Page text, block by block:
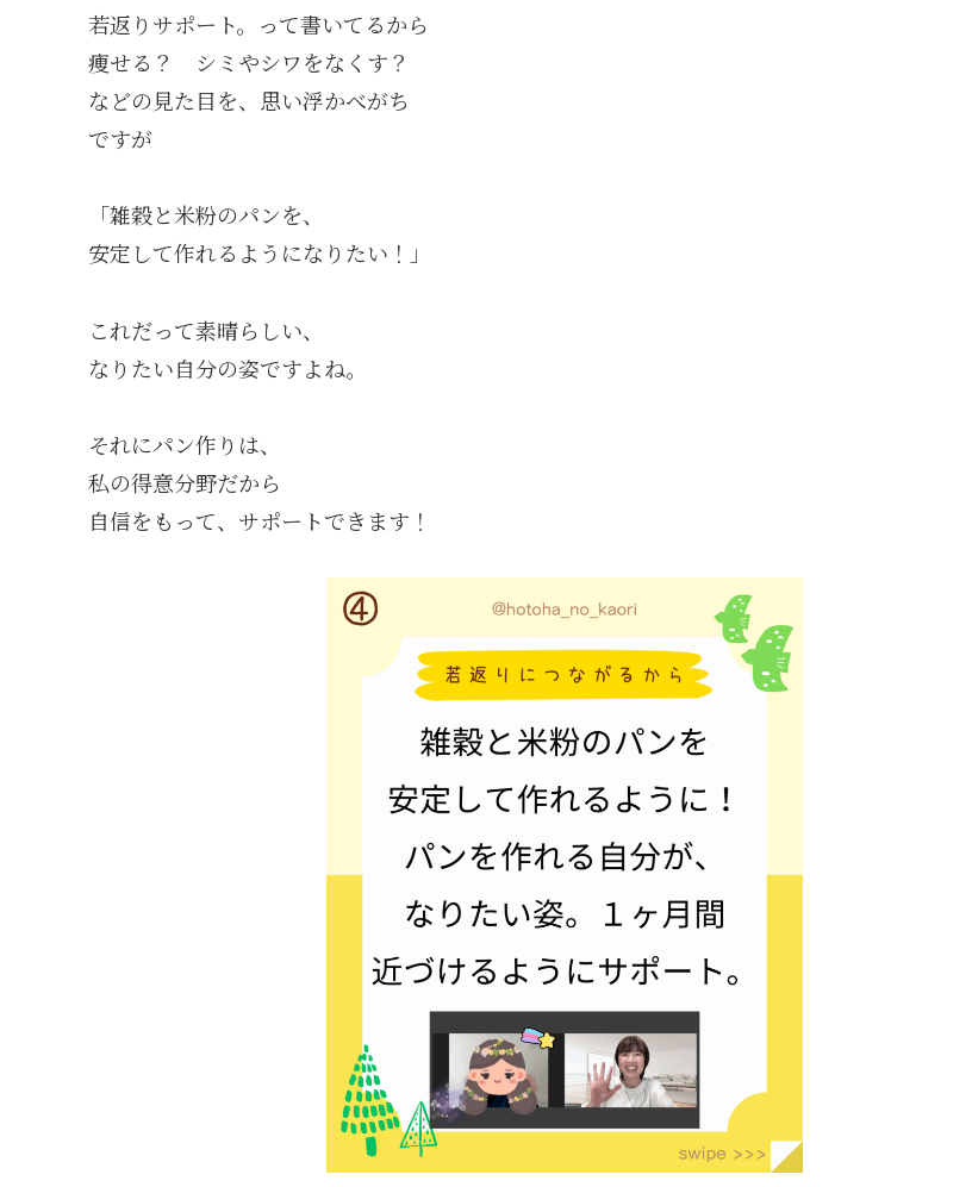
若返りサポート。って書いてるから
痩せる？ シミやシワをなくす？
などの見た目を、思い浮かべがち
ですが
「雑穀と米粉のパンを、
安定して作れるようになりたい！」
これだって素晴らしい、
なりたい自分の姿ですよね。
それにパン作りは、
私の得意分野だから
自信をもって、サポートできます！